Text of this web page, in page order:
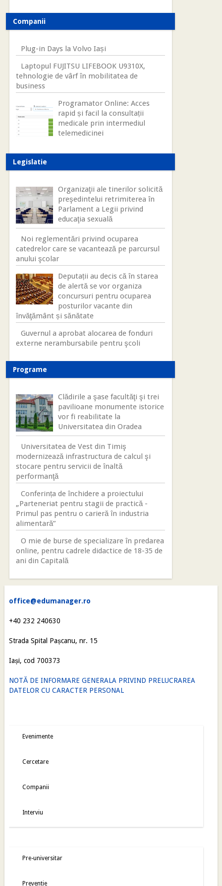
Companii
Plug-in Days la Volvo Iași
Laptopul FUJITSU LIFEBOOK U9310X,
tehnologie de vârf în mobilitatea de
business
Programator Online: Acces
rapid și facil la consultații
medicale prin intermediul
telemedicinei
Legislatie
Organizaţii ale tinerilor solicită
preşedintelui retrimiterea în
Parlament a Legii privind
educaţia sexuală
Noi reglementări privind ocuparea
catedrelor care se vacantează pe parcursul
anului şcolar
Deputații au decis că în starea
de alertă se vor organiza
concursuri pentru ocuparea
posturilor vacante din
învăţământ și sănătate
Guvernul a aprobat alocarea de fonduri
externe nerambursabile pentru şcoli
Programe
Clădirile a şase facultăţi şi trei
pavilioane monumente istorice
vor fi reabilitate la
Universitatea din Oradea
Universitatea de Vest din Timiş
modernizează infrastructura de calcul şi
stocare pentru servicii de înaltă
performanţă
Conferința de închidere a proiectului
„Parteneriat pentru stagii de practică -
Primul pas pentru o carieră în industria
alimentară”
O mie de burse de specializare în predarea
online, pentru cadrele didactice de 18-35 de
ani din Capitală
office@edumanager.ro
+40 232 240630
Strada Spital Pașcanu, nr. 15
Iași, cod 700373
NOTĂ DE INFORMARE GENERALA PRIVIND PRELUCRAREA
DATELOR CU CARACTER PERSONAL
Evenimente
Cercetare
Companii
Interviu
Pre-universitar
Preventie